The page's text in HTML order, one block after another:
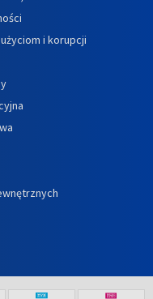
i korupcji